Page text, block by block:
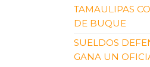
TAMAULIPAS
DE BUQUE
SUELDOS
GANA UN